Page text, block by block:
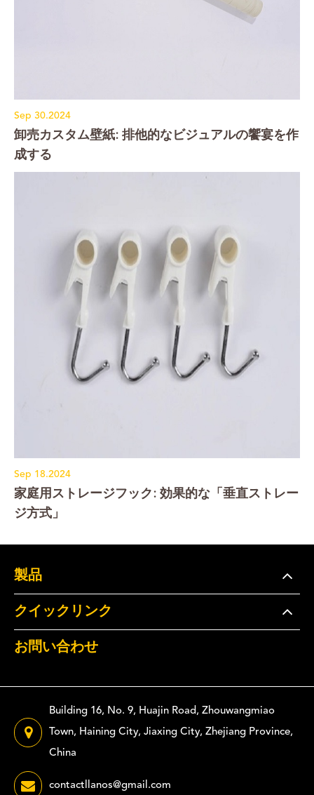
Sep 30.2024
卸売カスタム壁紙: 排他的なビジュアルの饗宴を作
成する
Sep 18.2024
家庭用ストレージフック: 効果的な「垂直ストレー
ジ方式」
製品
クイックリンク
お問い合わせ
Building 16, No. 9, Huajin Road, Zhouwangmiao
Town, Haining City, Jiaxing City, Zhejiang Province,
China
contactllanos@gmail.com